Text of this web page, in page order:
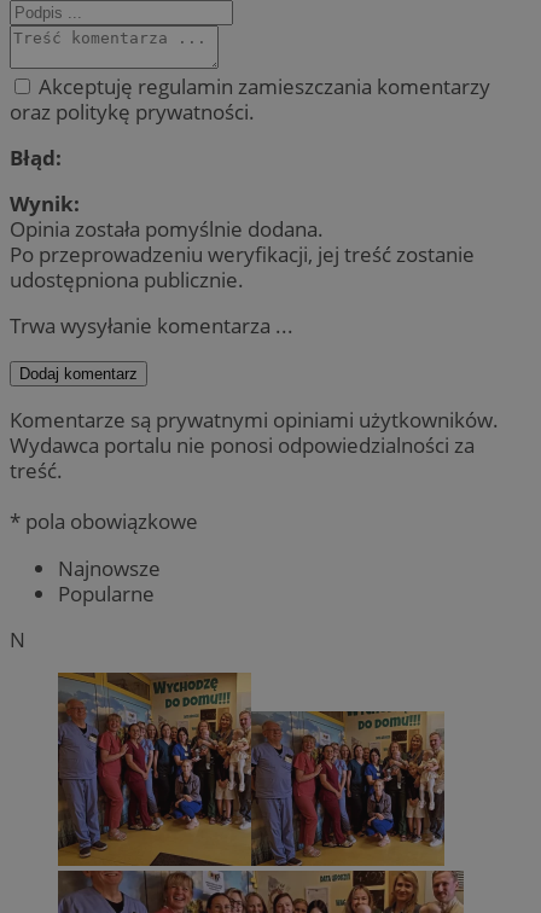
Akceptuję regulamin zamieszczania komentarzy
oraz politykę prywatności.
Błąd:
Wynik:
Opinia została pomyślnie dodana.
Po przeprowadzeniu weryfikacji, jej treść zostanie
udostępniona publicznie.
Trwa wysyłanie komentarza ...
Dodaj komentarz
Komentarze są prywatnymi opiniami użytkowników.
Wydawca portalu nie ponosi odpowiedzialności za
treść.
* pola obowiązkowe
Najnowsze
Popularne
N